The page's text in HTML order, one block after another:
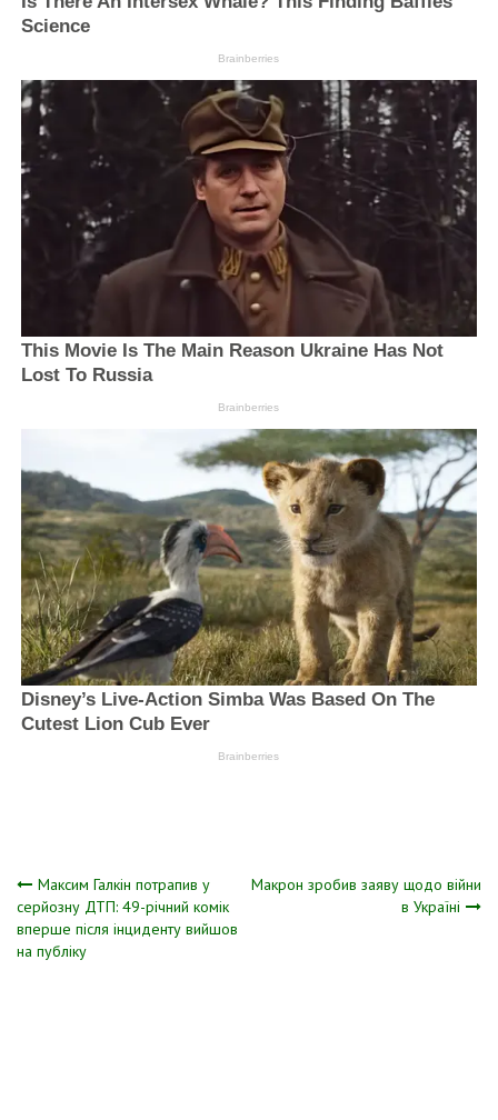
Навігація
записів
Максим Галкін потрапив у
серйозну ДТП: 49-річний комік
вперше після інциденту вийшов
на публіку
Макрон зробив заяву щодо війни
в Україні